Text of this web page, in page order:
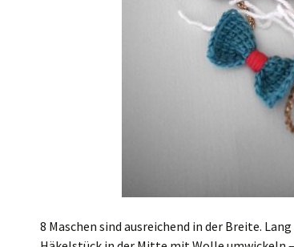
8 Maschen sind ausreichend in der Breite.